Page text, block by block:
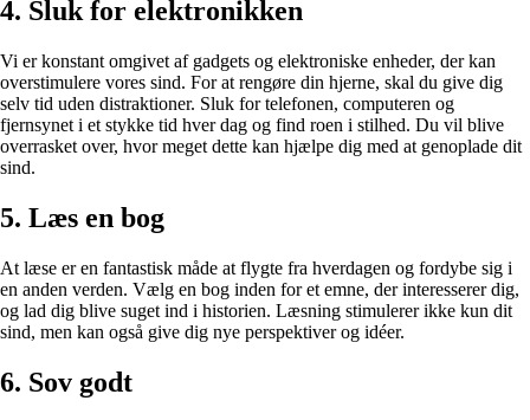
4. Sluk for elektronikken
Vi er konstant omgivet af gadgets og elektroniske enheder, der kan
overstimulere vores sind. For at rengøre din hjerne, skal du give dig
selv tid uden distraktioner. Sluk for telefonen, computeren og
fjernsynet i et stykke tid hver dag og find roen i stilhed. Du vil blive
overrasket over, hvor meget dette kan hjælpe dig med at genoplade dit
sind.
5. Læs en bog
At læse er en fantastisk måde at flygte fra hverdagen og fordybe sig i
en anden verden. Vælg en bog inden for et emne, der interesserer dig,
og lad dig blive suget ind i historien. Læsning stimulerer ikke kun dit
sind, men kan også give dig nye perspektiver og idéer.
6. Sov godt